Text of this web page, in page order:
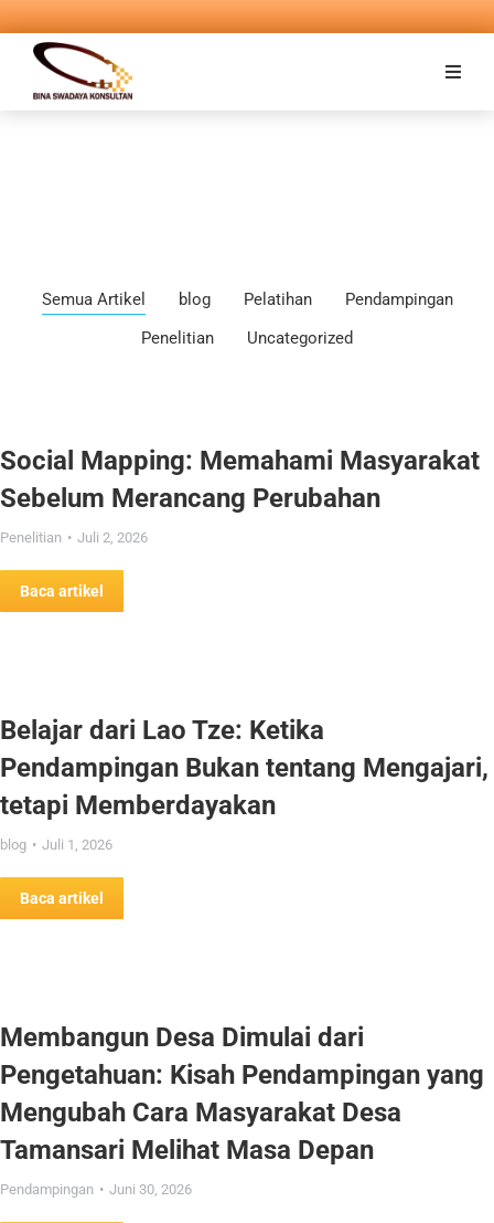
Semua Artikel blog Pelatihan
Pendampingan
Penelitian
Uncategorized
Social Mapping: Memahami Masyarakat
Sebelum Merancang Perubahan
Penelitian Juli 2, 2026
Baca artikel
Belajar dari Lao Tze: Ketika
Pendampingan Bukan tentang Mengajari,
tetapi Memberdayakan
blog Juli 1, 2026
Baca artikel
Membangun Desa Dimulai dari
Pengetahuan: Kisah Pendampingan yang
Mengubah Cara Masyarakat Desa
Tamansari Melihat Masa Depan
Pendampingan Juni 30, 2026